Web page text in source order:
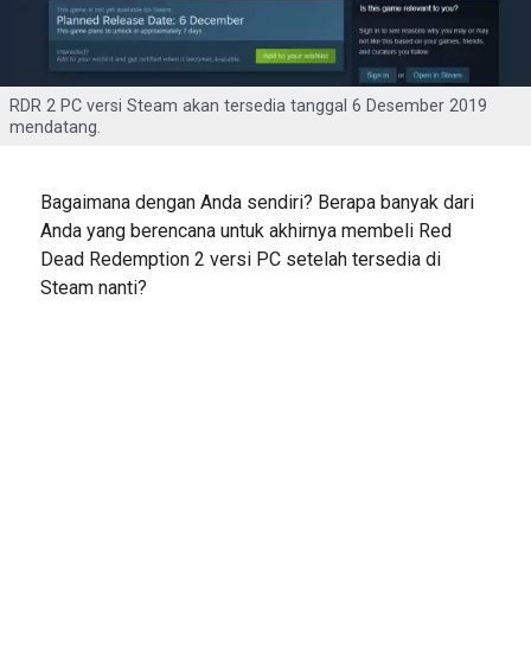
RDR 2 PC versi Steam akan tersedia tanggal 6 Desember 2019
mendatang.
Bagaimana dengan Anda sendiri? Berapa banyak dari
Anda yang berencana untuk akhirnya membeli Red
Dead Redemption 2 versi PC setelah tersedia di
Steam nanti?